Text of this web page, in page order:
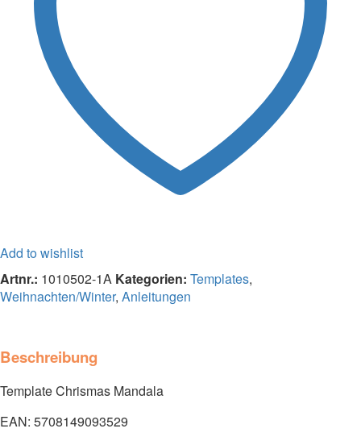
Add to wishlist
Artnr.: 1010502-1A Kategorien: Templates,
Weihnachten/Winter, Anleitungen
Beschreibung
Template Chrismas Mandala
EAN: 5708149093529